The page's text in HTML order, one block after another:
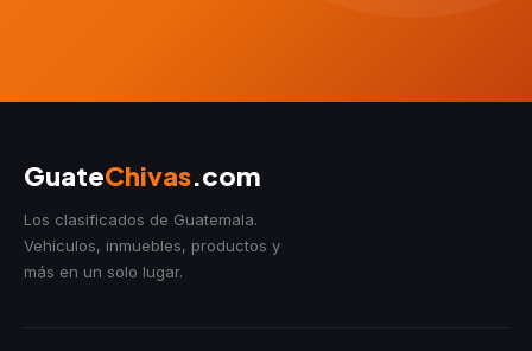
GuateChivas.com
Los clasificados de Guatemala.
Vehículos, inmuebles, productos y
más en un solo lugar.